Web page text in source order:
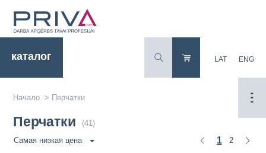
каталог LAT ENG
Начало > Перчатки
Перчатки (41)
1 2
Самая низкая цена